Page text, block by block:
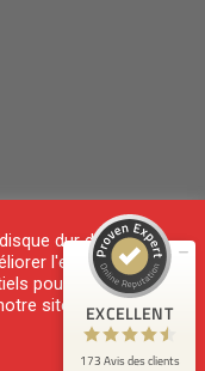
dur de votre
l'expérience de
pour nous
site Web.EXCELLENT
173 Avis des clients
131
Avis sur
ProvenExpert.com